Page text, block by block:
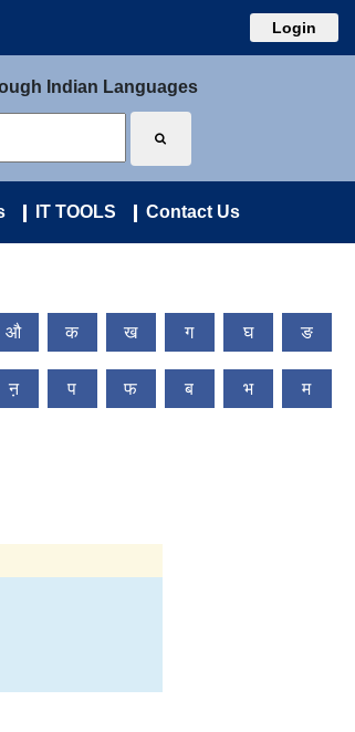
Login
Indian Languages
IT TOOLS Contact Us
औ क ख ग घ ङ
ऩ प फ ब भ म